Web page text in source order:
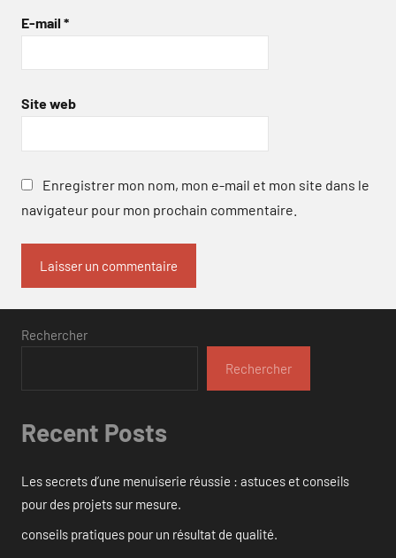
E-mail *
Site web
Enregistrer mon nom, mon e-mail et mon site dans le
navigateur pour mon prochain commentaire.
Rechercher
Rechercher
Recent Posts
Les secrets d’une menuiserie réussie : astuces et conseils
pour des projets sur mesure.
conseils pratiques pour un résultat de qualité.